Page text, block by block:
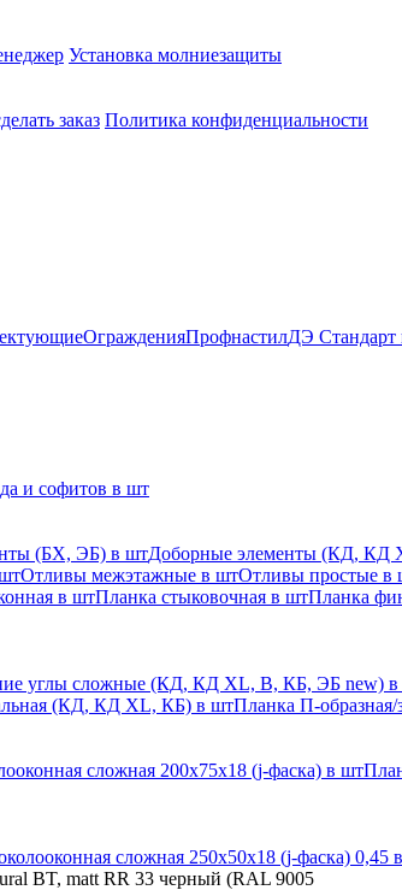
Установка молниезащиты
заказ Политика конфиденциальности
ОгражденияПрофнастилДЭ Стандарт
и софитов в шт
(БХ, ЭБ) в штДоборные элементы (КД, КД
Отливы межэтажные в штОтливы простые в
в штПланка стыковочная в штПланка
углы сложные (КД, КД XL, В, КБ, ЭБ new)
(КД, КД XL, КБ) в штПланка П-
сложная 200х75х18 (j-фаска) в шт
сложная 250х50х18 (j-фаска) 0,45
BT, matt RR 33 черный (RAL 9005